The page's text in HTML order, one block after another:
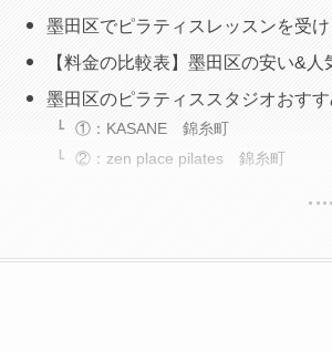
墨田区でピラティスレッスンを受け
【料金の比較表】墨田区の安い&
墨田区のピラティススタジオおす
①：KASANE 錦糸町
②：zen place pilates 錦糸町